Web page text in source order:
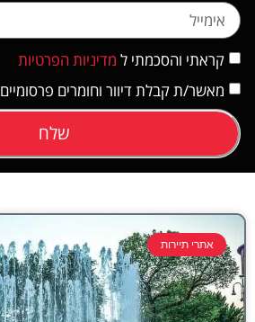
קראתי והסכמתי ל מדיניות הפרטיות
מאשר/ת קבלת דיוור וחומרים פרסומיים
שלח
אתרי תיירות